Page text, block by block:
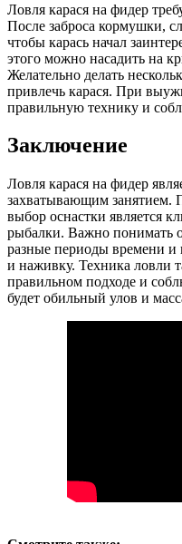
Ловля карася на фидер
После заброса кормушки,
чтобы карась начал
этого можно насадить на
Желательно делать
привлечь карася. При
правильную технику и
Заключение
Ловля карася на фидер
захватывающим занятием.
выбор оснастки является
рыбалки. Важно понимать
разные периоды времени
и наживку. Техника ловли
правильном подходе и
будет обильный улов и